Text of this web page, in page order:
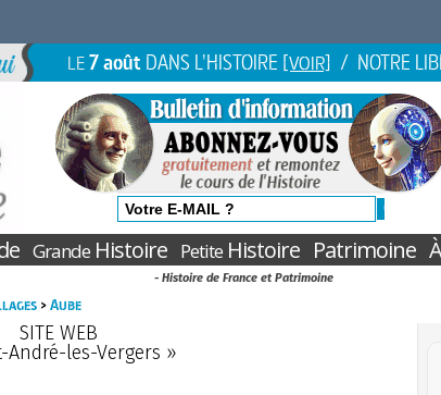
LE7 août DANS L'HISTOIRE [VOIR] / NOTRE
GrandeHistoire PetiteHistoire Patrimoine
- Histoire de France et Patrimoine
>Aube
SITE WEB
André-les-Vergers »